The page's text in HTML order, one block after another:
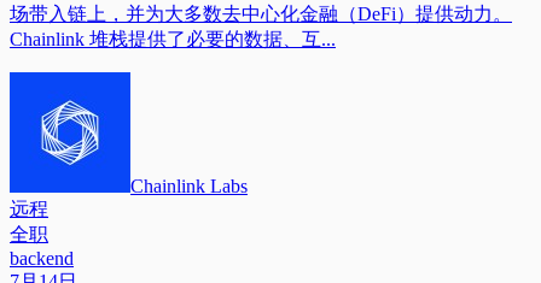
场带入链上，并为大多数去中心化金融（DeFi）提供动力。
Chainlink 堆栈提供了必要的数据、互...
Chainlink Labs
远程
全职
backend